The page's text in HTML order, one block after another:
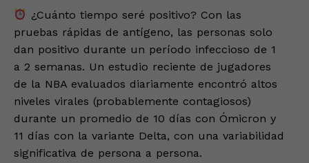
¿Cuánto tiempo seré positivo? Con las
pruebas rápidas de antígeno, las personas solo
dan positivo durante un período infeccioso de 1
a 2 semanas. Un estudio reciente de jugadores
de la NBA evaluados diariamente encontró altos
niveles virales (probablemente contagiosos)
durante un promedio de 10 días con Ómicron y
11 días con la variante Delta, con una variabilidad
significativa de persona a persona.